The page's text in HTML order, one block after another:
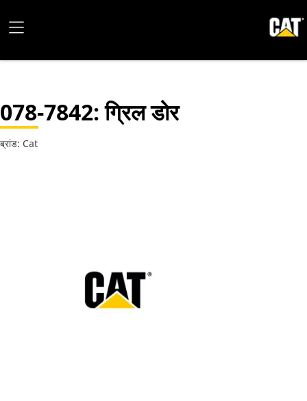
078-7842: ग्रिल डोर
ब्रांड: Cat